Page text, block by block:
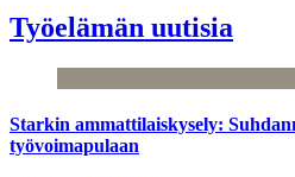
Työelämän uutisia
Starkin ammattilaiskysely:
työvoimapulaan